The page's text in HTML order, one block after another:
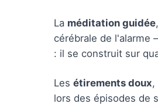
La méditation guidée
cérébrale de l'alarme
: il se construit sur
Les étirements doux,
lors des épisodes de